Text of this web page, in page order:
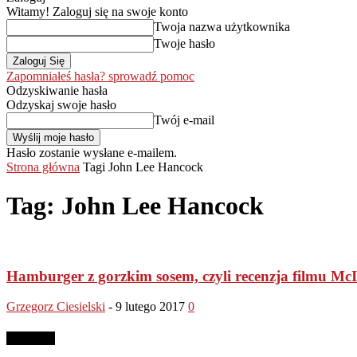
Witamy! Zaloguj się na swoje konto
Twoja nazwa użytkownika
Twoje hasło
Zapomniałeś hasła? sprowadź pomoc
Odzyskiwanie hasła
Odzyskaj swoje hasło
Twój e-mail
Hasło zostanie wysłane e-mailem.
Strona główna Tagi John Lee Hancock
Tag: John Lee Hancock
Hamburger z gorzkim sosem, czyli recenzja filmu
Grzegorz Ciesielski - 9 lutego 2017 0